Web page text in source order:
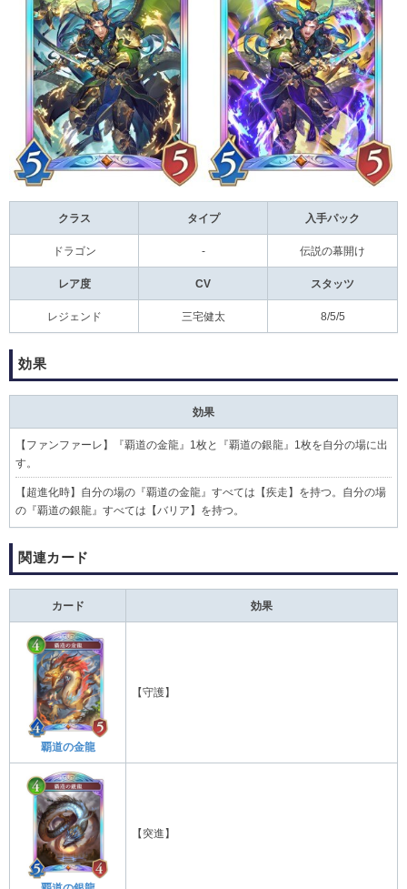
クラス タイプ 入手パック
ドラゴン - 伝説の幕開け
レア度 CV スタッツ
レジェンド 三宅健太 8/5/5
効果
効果
【ファンファーレ】『覇道の金龍』1枚と『覇道の銀龍』1枚を自分の場に出
す。
【超進化時】自分の場の『覇道の金龍』すべては【疾走】を持つ。自分の場
の『覇道の銀龍』すべては【バリア】を持つ。
関連カード
カード 効果
覇道の金龍
【守護】
【突進】